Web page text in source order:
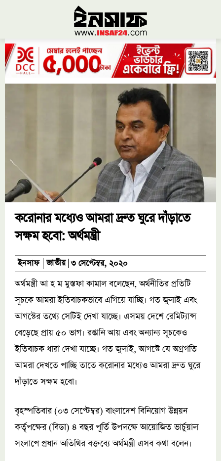
করোনার মধ্যেও আমরা দ্রুত ঘুরে দাঁড়াতে
সক্ষম হবো: অর্থমন্ত্রী
ইনসাফ জাতীয় ৩ সেপ্টেম্বর, ২০২০
অর্থমন্ত্রী আ হ ম মুস্তফা কামাল বলেছেন, অর্থনীতির প্রতিটি
সূচকে আমরা ইতিবাচকভাবে এগিয়ে যাচ্ছি। গত জুলাই এবং
আগস্টের তথ্যে সেটিই দেখা যাচ্ছে। এসময় দেশে রেমিট্যান্স
বেড়েছে প্রায় ৫০ ভাগ। রপ্তানি আয় এবং অন্যান্য সূচকেও
ইতিবাচক ধারা দেখা যাচ্ছে। গত জুলাই, আগস্টে যে অগ্রগতি
আমরা দেখতে পাচ্ছি তাতে করোনার মধ্যেও আমরা দ্রুত ঘুরে
দাঁড়াতে সক্ষম হবো।
বৃহস্পতিবার (০৩ সেপ্টেম্বর) বাংলাদেশ বিনিয়োগ উন্নয়ন
কর্তৃপক্ষের (বিডা) ৪ বছর পূর্তি উপলক্ষে আয়োজিত ভার্চুয়াল
সংলাপে প্রধান অতিথির বক্তব্যে অর্থমন্ত্রী এসব কথা বলেন।